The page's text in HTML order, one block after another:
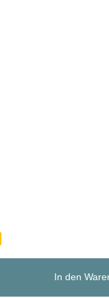
In den